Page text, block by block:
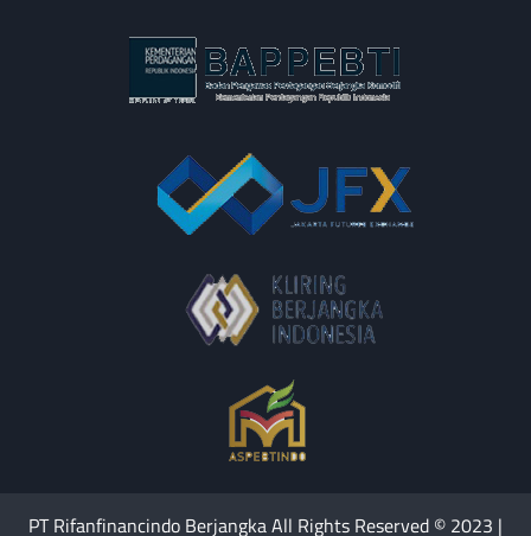
PT Rifanfinancindo Berjangka All Rights Reserved © 2023 |